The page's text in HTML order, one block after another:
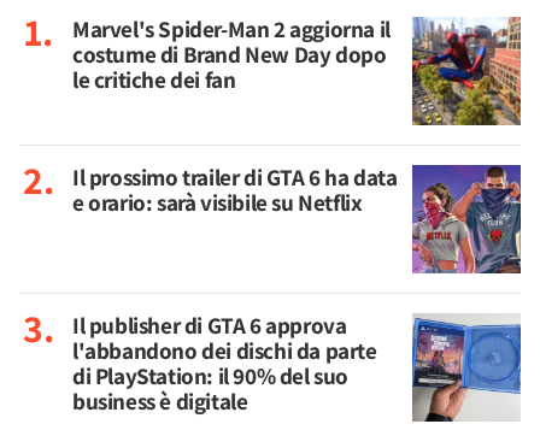
Marvel's Spider-Man 2 aggiorna il
costume di Brand New Day dopo
le critiche dei fan
Il prossimo trailer di GTA 6 ha data
e orario: sarà visibile su Netflix
Il publisher di GTA 6 approva
l'abbandono dei dischi da parte
di PlayStation: il 90% del suo
business è digitale